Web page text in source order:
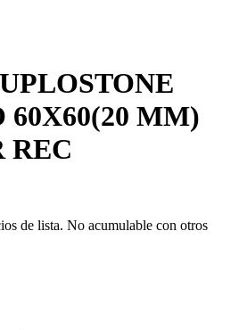
60X60(20 MM)
REC
de lista. No acumulable con otros